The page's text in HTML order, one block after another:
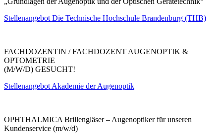
Stellenangebot Die Technische Hochschule Brandenburg (THB)
FACHDOZENTIN / FACHDOZENT AUGENOPTIK &
OPTOMETRIE
(M/W/D) GESUCHT!
Stellenangebot Akademie der Augenoptik
OPHTHALMICA Brillengläser – Augenoptiker für unseren
Kundenservice (m/w/d)